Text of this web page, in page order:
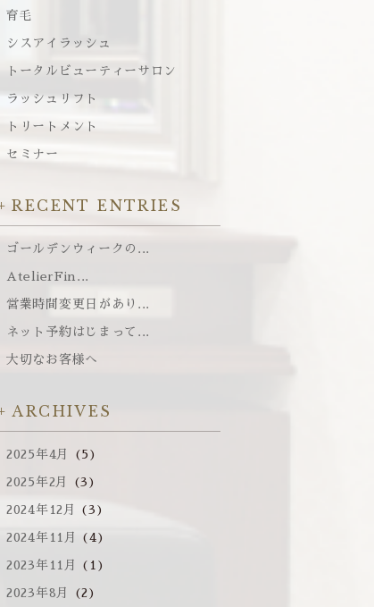
育毛
シスアイラッシュ
トータルビューティーサロン
ラッシュリフト
トリートメント
セミナー
RECENT ENTRIES
ゴールデンウィークの...
AtelierFin...
営業時間変更日があり...
ネット予約はじまって...
大切なお客様へ
ARCHIVES
2025年4月 (5)
2025年2月 (3)
2024年12月 (3)
2024年11月 (4)
2023年11月 (1)
2023年8月 (2)